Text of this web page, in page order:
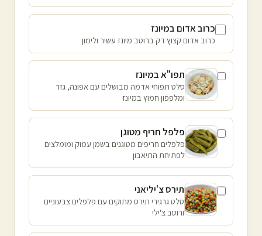
כרוב אדום במיונז
כרוב אדום קצוץ דק ברוטב מיונז עשיר ולימון
תפו"א במיונז
סלט תפוחי אדמה מבושלים עם אפונה, גזר
ומלפפון חמוץ במיונז
פלפל חריף מטוגן
פלפלים חריפים מטוגנים בשמן עמוק ומומלצים
לפתיחת התיאבון
תירס צ'יליאני
סלט גרגירי תירס מתוקים עם פלפלים צבעוניים
ורוטב צ'ילי